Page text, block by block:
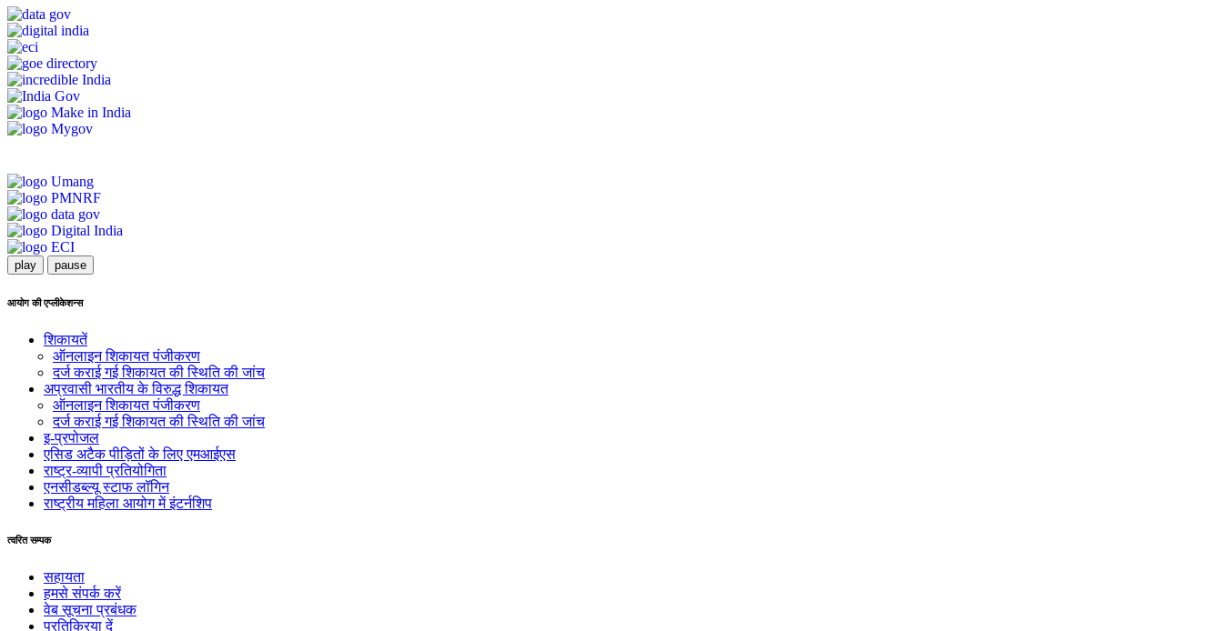
play pause
आयोग की एप्लीकेशन्स
शिकायतें
ऑनलाइन शिकायत पंजीकरण
दर्ज कराई गई शिकायत की स्थिति की जांच
अप्रवासी भारतीय के विरुद्ध शिकायत
ऑनलाइन शिकायत पंजीकरण
दर्ज कराई गई शिकायत की स्थिति की जांच
इ-प्रपोजल
एसिड अटैक पीड़ितों के लिए एमआईएस
राष्ट्र-व्यापी प्रतियोगिता
एनसीडब्ल्यू स्टाफ लॉगिन
राष्ट्रीय महिला आयोग में इंटर्नशिप
त्वरित सम्पक
सहायता
हमसे संपर्क करें
वेब सूचना प्रबंधक
प्रतिक्रिया दें